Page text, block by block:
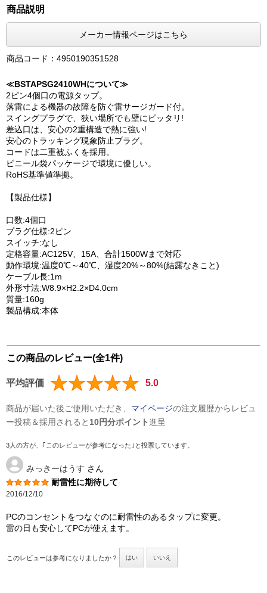
商品説明
メーカー情報ページはこちら
商品コード：4950190351528
≪BSTAPSG2410WHについて≫
2ピン4個口の電源タップ。
落雷による機器の故障を防ぐ雷サージガード付。
スイングプラグで、狭い場所でも壁にピッタリ!
差込口は、安心の2重構造で熱に強い!
安心のトラッキング現象防止プラグ。
コードは二重被ふくを採用。
ビニール袋パッケージで環境に優しい。
RoHS基準値準拠。
【製品仕様】
口数:4個口
プラグ仕様:2ピン
スイッチ:なし
定格容量:AC125V、15A、合計1500Wまで対応
動作環境:温度0℃～40℃、湿度20%～80%(結露なきこと)
ケーブル長:1m
外形寸法:W8.9×H2.2×D4.0cm
質量:160g
製品構成:本体
この商品のレビュー(全1件)
平均評価 5.0
商品が届いた後ご使用いただき、 マイページの注文履歴からレビュ
ー投稿＆採用されると 10円分ポイント進呈
3人の方が、｢このレビューが参考になった｣と投票しています。
みっきーはうす さん
耐雷性に期待して
2016/12/10
PCのコンセントをつなぐのに耐雷性のあるタップに変更。
雷の日も安心してPCが使えます。
このレビューは参考になりましたか？ はい いいえ